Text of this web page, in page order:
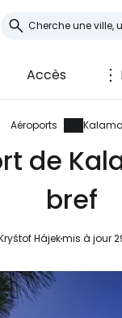
Accès
Aéroports
de
bref
Hájekmis à jour
mondiale
Continuer avec